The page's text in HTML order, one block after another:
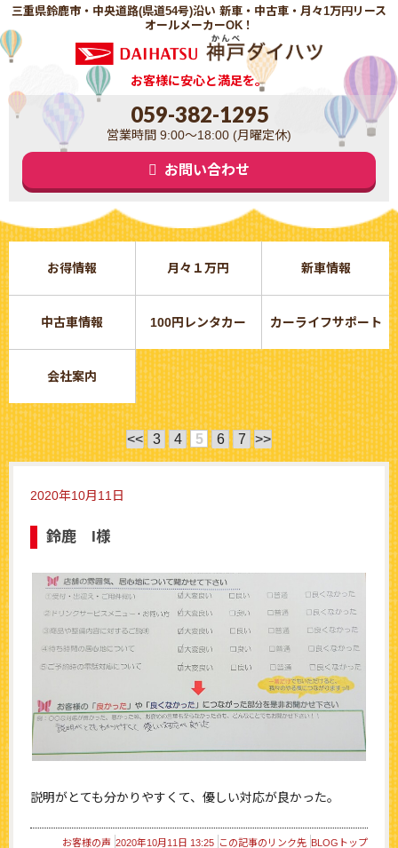
三重県鈴鹿市・中央道路(県道54号)沿い 新車・中古車・月々1万円リース
オールメーカーOK！
お客様に安心と満足を。
059-382-1295
営業時間 9:00～18:00 (月曜定休)
お問い合わせ
お得情報 月々１万円 新車情報
中古車情報 100円レンタカー カーライフサポート
会社案内
<< 3 4 5 6 7 >>
2020年10月11日
鈴鹿 I様
説明がとても分かりやすくて、優しい対応が良かった。
お客様の声 2020年10月11日 13:25 この記事のリンク先 BLOGトップ